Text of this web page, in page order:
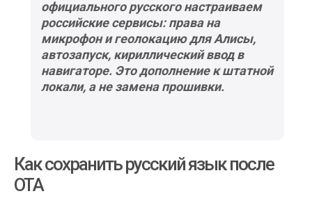
официального русского настраиваем
российские сервисы: права на
микрофон и геолокацию для Алисы,
автозапуск, кириллический ввод в
навигаторе. Это дополнение к штатной
локали, а не замена прошивки.
Как сохранить русский язык после
OTA